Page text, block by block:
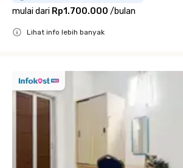
mulai dari Rp1.700.000 /bulan
Lihat info lebih banyak